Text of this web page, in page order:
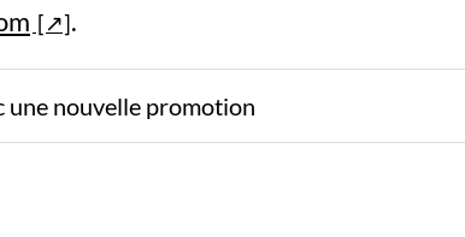
.
une nouvelle promotion